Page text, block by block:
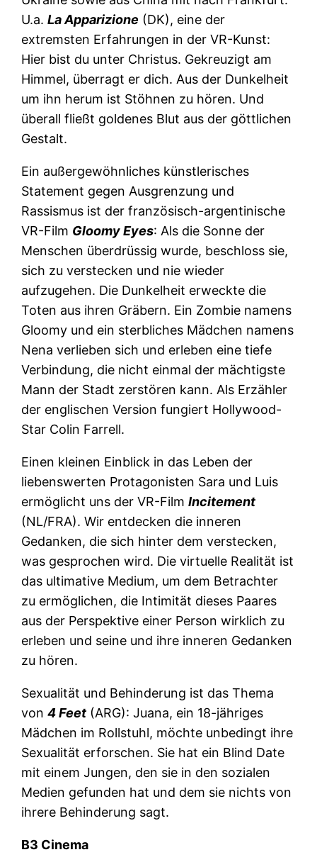
U.a.La Apparizione (DK), eine der
extremsten Erfahrungen in der VR-Kunst:
Hier bist du unter Christus. Gekreuzigt am
Himmel, überragt er dich. Aus der Dunkelheit
um ihn herum ist Stöhnen zu hören. Und
überall fließt goldenes Blut aus der göttlichen
Gestalt.
Ein außergewöhnliches künstlerisches
Statement gegen Ausgrenzung und
Rassismus ist der französisch-argentinische
VR-Film Gloomy Eyes: Als die Sonne der
Menschen überdrüssig wurde, beschloss sie,
sich zu verstecken und nie wieder
aufzugehen. Die Dunkelheit erweckte die
Toten aus ihren Gräbern. Ein Zombie namens
Gloomy und ein sterbliches Mädchen namens
Nena verlieben sich und erleben eine tiefe
Verbindung, die nicht einmal der mächtigste
Mann der Stadt zerstören kann. Als Erzähler
der englischen Version fungiert Hollywood-
Star Colin Farrell.
Einen kleinen Einblick in das Leben der
liebenswerten Protagonisten Sara und Luis
ermöglicht uns der VR-FilmIncitement
(NL/FRA). Wir entdecken die inneren
Gedanken, die sich hinter dem verstecken,
was gesprochen wird. Die virtuelle Realität ist
das ultimative Medium, um dem Betrachter
zu ermöglichen, die Intimität dieses Paares
aus der Perspektive einer Person wirklich zu
erleben und seine und ihre inneren Gedanken
zu hören.
Sexualität und Behinderung ist das Thema
von4 Feet (ARG): Juana, ein 18-jähriges
Mädchen im Rollstuhl, möchte unbedingt ihre
Sexualität erforschen. Sie hat ein Blind Date
mit einem Jungen, den sie in den sozialen
Medien gefunden hat und dem sie nichts von
ihrere Behinderung sagt.
B3 Cinema